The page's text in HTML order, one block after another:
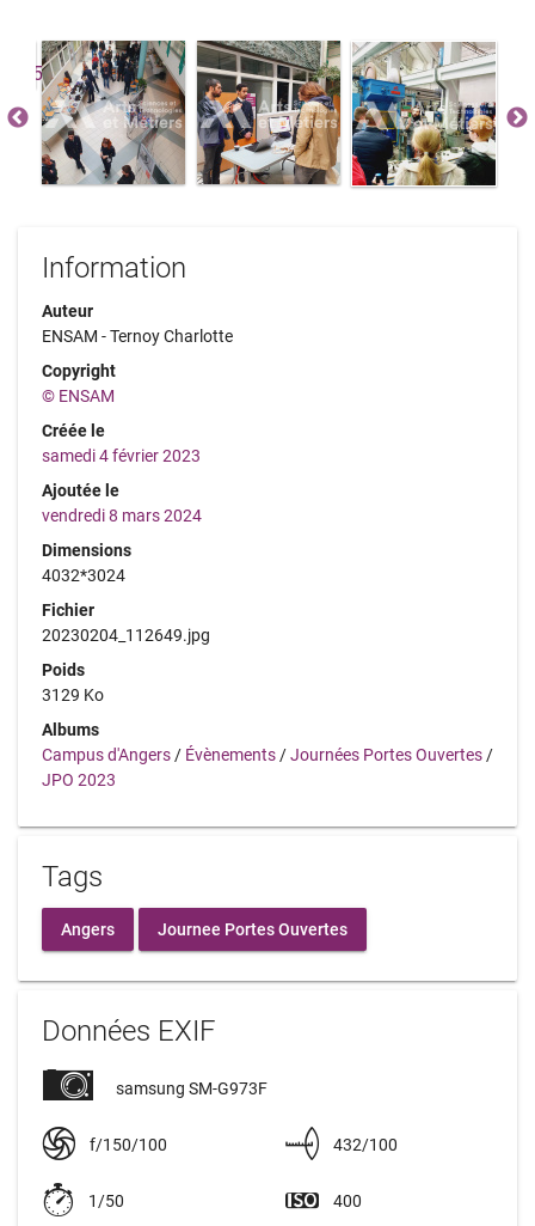
Information
Auteur
ENSAM - Ternoy Charlotte
Copyright
© ENSAM
Créée le
samedi 4 février 2023
Ajoutée le
vendredi 8 mars 2024
Dimensions
4032*3024
Fichier
20230204_112649.jpg
Poids
3129 Ko
Albums
Campus d'Angers / Évènements /Journées Portes Ouvertes /
JPO 2023
Tags
Angers Journee Portes Ouvertes
Données EXIF
samsung SM-G973F
f/150/100 432/100
1/50 400